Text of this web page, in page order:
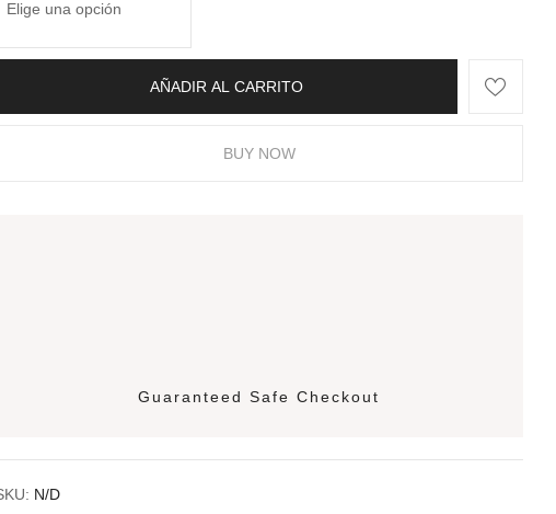
AÑADIR AL CARRITO
BUY NOW
Guaranteed Safe Checkout
N/D